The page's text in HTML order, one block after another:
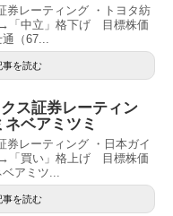
券レーティング ・トヨタ紡
「中立」格下げ 目標株価
（67...
事を読む
ス証券レーティン
ベアミツミ
券レーティング ・日本ガイ
「買い」格上げ 目標株価
アミツ...
事を読む